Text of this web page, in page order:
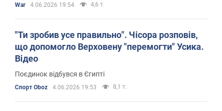
War 4.06.2026 19:54 4,6 т.
"Ти зробив усе правильно". Чісора розповів,
що допомогло Верховену "перемогти" Усика.
Відео
Поєдинок відбувся в Єгипті
Спорт Oboz 4.06.2026 19:53 8,1 т.